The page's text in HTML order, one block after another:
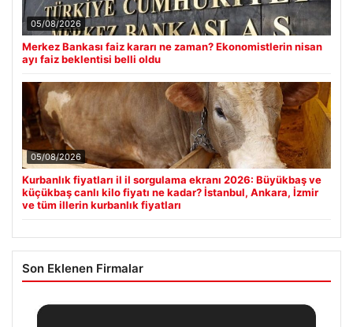
05/08/2026
Merkez Bankası faiz kararı ne zaman? Ekonomistlerin nisan
ayı faiz beklentisi belli oldu
05/08/2026
Kurbanlık fiyatları il il sorgulama ekranı 2026: Büyükbaş ve
küçükbaş canlı kilo fiyatı ne kadar? İstanbul, Ankara, İzmir
ve tüm illerin kurbanlık fiyatları
Son Eklenen Firmalar